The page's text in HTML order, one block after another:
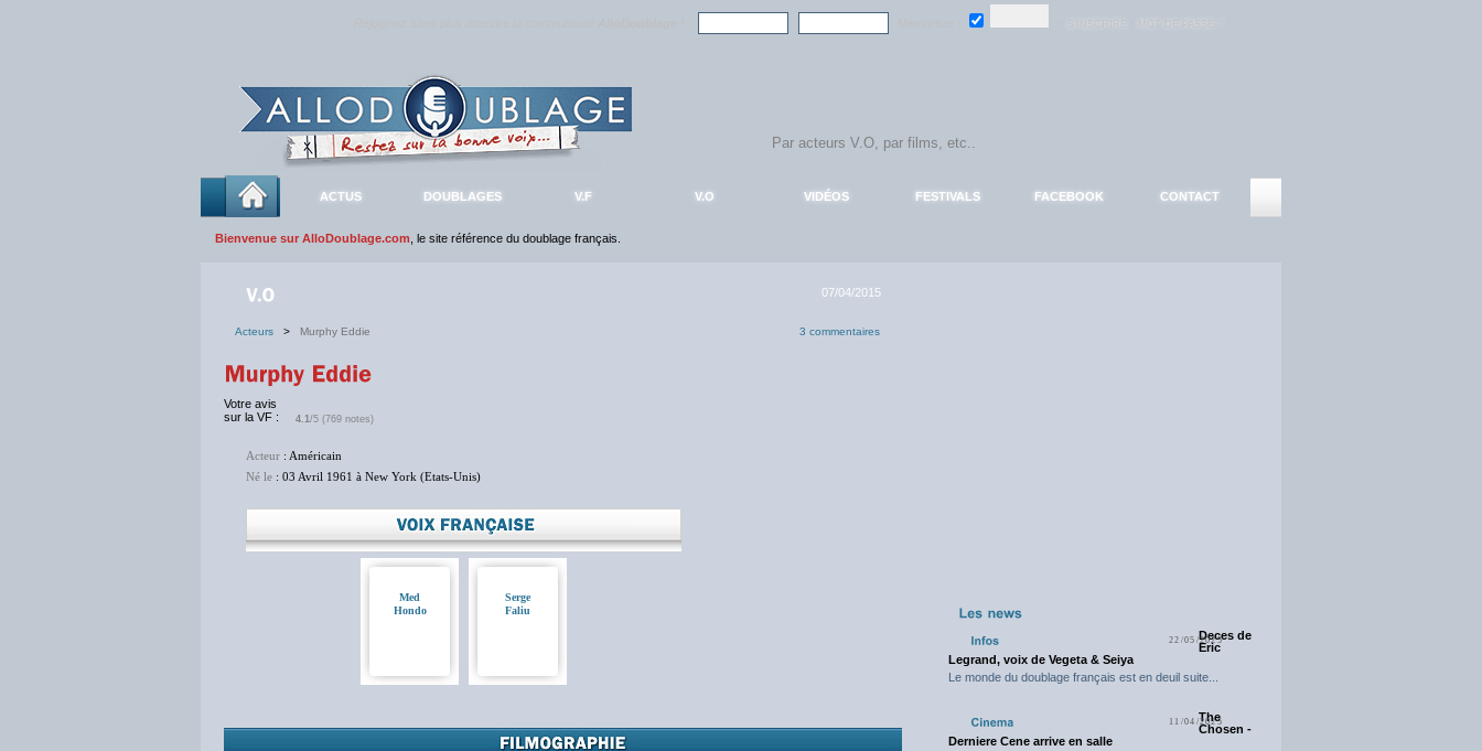
ACTUS DOUBLAGES V.F V.O VIDÉOS FESTIVALS FACEBOOK CONTACT
Bienvenue sur AlloDoublage.com , le site référence du doublage français.
07/04/2015
Acteurs > Murphy Eddie 3 commentaires
Votre avis
sur la VF :
4.1/5 (769 notes)
Acteur : Américain
Né le : 03 Avril 1961 à New York (Etats-Unis)
Med
Hondo
Serge
Faliu
22/05/2025Deces de
Eric
Legrand, voix de Vegeta & Seiya
Le monde du doublage français est en deuil suite...
11/04/2025
The
Chosen -
Derniere Cene arrive en salle